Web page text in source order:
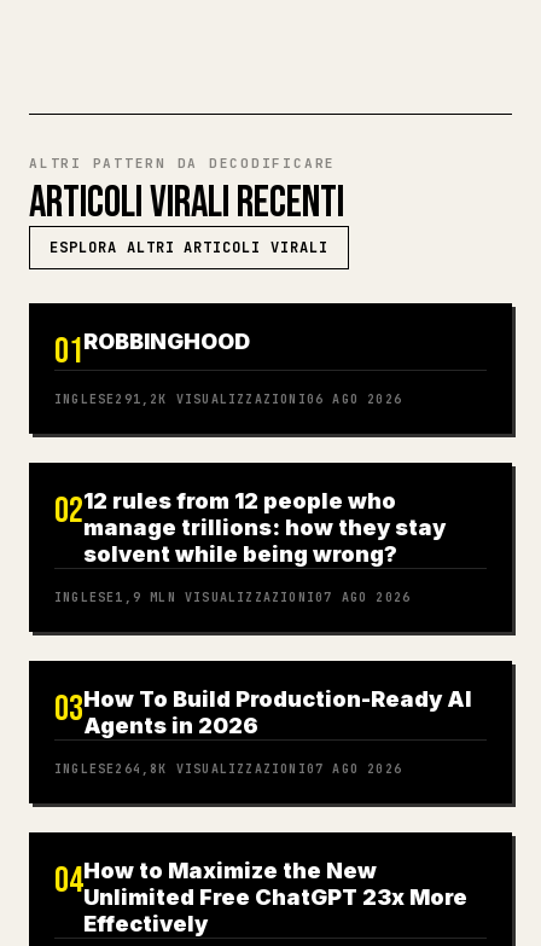
ALTRI PATTERN DA DECODIFICARE
ARTICOLI VIRALI RECENTI
ESPLORA ALTRI ARTICOLI VIRALI
01ROBBINGHOOD
INGLESE 291,2K VISUALIZZAZIONI06 AGO 2026
0212 rules from 12 people who
manage trillions: how they stay
solvent while being wrong?
INGLESE 1,9 MLN VISUALIZZAZIONI07 AGO 2026
03How To Build Production-Ready AI
Agents in 2026
INGLESE 264,8K VISUALIZZAZIONI07 AGO 2026
04How to Maximize the New
Unlimited Free ChatGPT 23x More
Effectively